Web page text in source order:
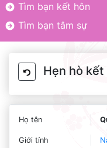
Tìm bạn kết hôn
Tìm bạn tâm sự
Hẹn hò kết
Họ tên
Giới tính